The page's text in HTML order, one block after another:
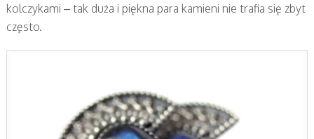
kolczykami – tak duża i piękna para kamieni nie trafia się zbyt
często.